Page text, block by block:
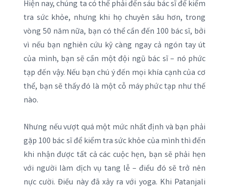
Hiện nay, chúng ta có thể phải đến sáu bác sĩ để kiểm
tra sức khỏe, nhưng khi họ chuyên sâu hơn, trong
vòng 50 năm nữa, bạn có thể cần đến 100 bác sĩ, bởi
vì nếu bạn nghiên cứu kỹ càng ngay cả ngón tay út
của mình, bạn sẽ cần một đội ngũ bác sĩ – nó phức
tạp đến vậy. Nếu bạn chú ý đến mọi khía cạnh của cơ
thể, bạn sẽ thấy đó là một cỗ máy phức tạp như thế
nào.
Nhưng nếu vượt quá một mức nhất định và bạn phải
gặp 100 bác sĩ để kiểm tra sức khỏe của mình thì đến
khi nhận được tất cả các cuộc hẹn, bạn sẽ phải hẹn
với người làm dịch vụ tang lễ – điều đó sẽ trở nên
nực cười. Điều này đã xảy ra với yoga. Khi Patanjali